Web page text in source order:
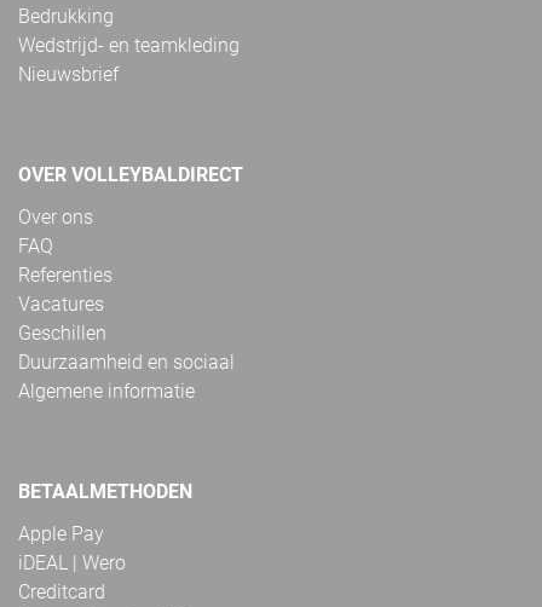
Bedrukking
Wedstrijd- en teamkleding
Nieuwsbrief
OVER VOLLEYBALDIRECT
Over ons
FAQ
Referenties
Vacatures
Geschillen
Duurzaamheid en sociaal
Algemene informatie
BETAALMETHODEN
Apple Pay
iDEAL | Wero
Creditcard